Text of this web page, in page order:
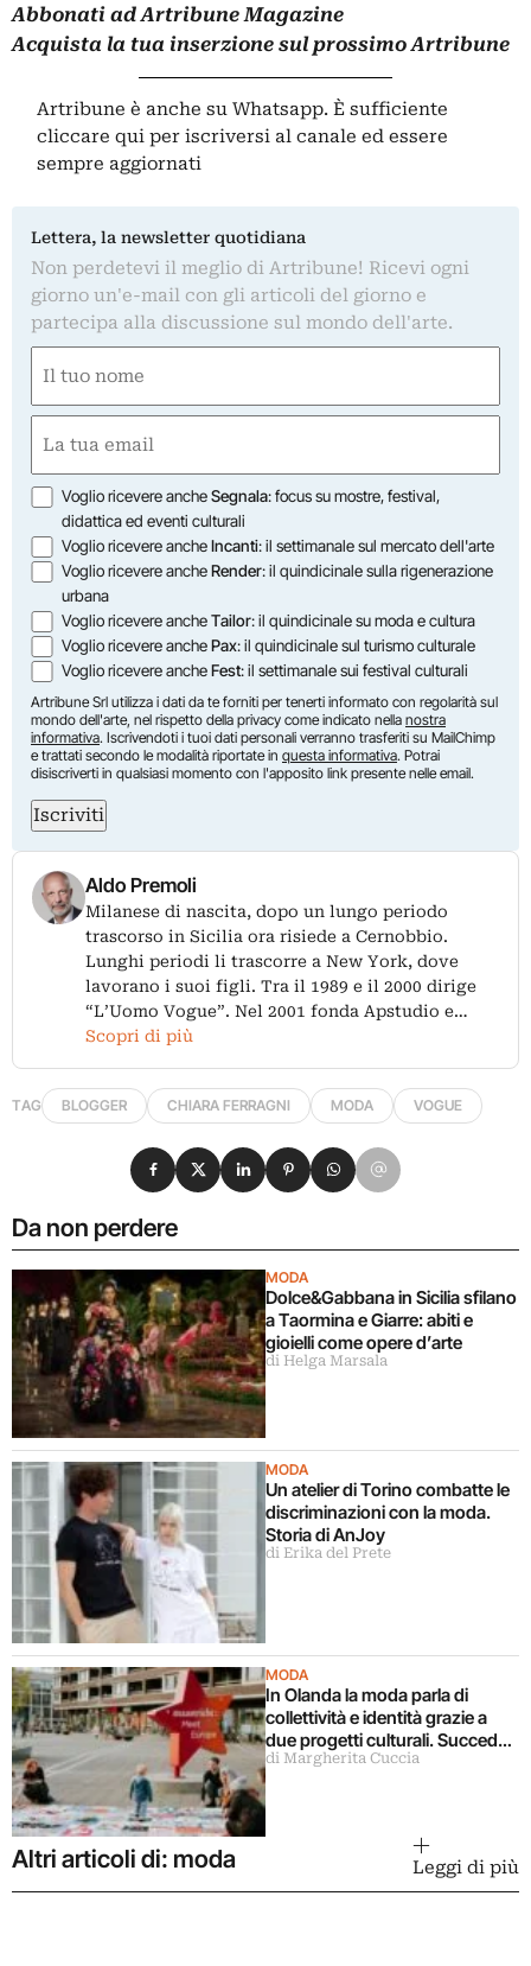
Abbonati ad Artribune Magazine
Acquista la tua inserzione sul prossimo Artribune
Artribune è anche su Whatsapp. È sufficiente
cliccare qui per iscriversi al canale ed essere
sempre aggiornati
Lettera, la newsletter quotidiana
Non perdetevi il meglio di Artribune! Ricevi ogni
giorno un'e-mail con gli articoli del giorno e
partecipa alla discussione sul mondo dell'arte.
(Obbligatorio)
Nome
(Obbligatorio)
Opzioni
Voglio ricevere ancheSegnala: focus su mostre, festival,
didattica ed eventi culturali
Voglio ricevere ancheIncanti: il settimanale sul mercato dell'arte
Voglio ricevere ancheRender: il quindicinale sulla rigenerazione
urbana
Voglio ricevere ancheTailor: il quindicinale su moda e cultura
Voglio ricevere anchePax: il quindicinale sul turismo culturale
Voglio ricevere ancheFest: il settimanale sui festival culturali
Artribune Srl utilizza i dati da te forniti per tenerti informato con regolarità sul
mondo dell'arte, nel rispetto della privacy come indicato nella nostra
informativa. Iscrivendoti i tuoi dati personali verranno trasferiti su MailChimp
e trattati secondo le modalità riportate in questa informativa. Potrai
disiscriverti in qualsiasi momento con l'apposito link presente nelle email.
Iscriviti
Aldo Premoli
Milanese di nascita, dopo un lungo periodo
trascorso in Sicilia ora risiede a Cernobbio.
Lunghi periodi li trascorre a New York, dove
lavorano i suoi figli. Tra il 1989 e il 2000 dirige
“L’Uomo Vogue”. Nel 2001 fonda Apstudio e…
Scopri di più
TAG BLOGGER CHIARA FERRAGNI MODA VOGUE
Da non perdere
MODA
Dolce&Gabbana in Sicilia sfilano
a Taormina e Giarre: abiti e
gioielli come opere d’arte
di Helga Marsala
MODA
Un atelier di Torino combatte le
discriminazioni con la moda.
Storia di AnJoy
di Erika del Prete
MODA
In Olanda la moda parla di
collettività e identità grazie a
due progetti culturali. Succede
a Maastricht
di Margherita Cuccia
Condividi su Facebook
Condividi su X
Condividi su LinkedIn
Condividi su Pinterest
Condividi su WhatsApp
Condividi su Email
Altri articoli di: moda Leggi di più